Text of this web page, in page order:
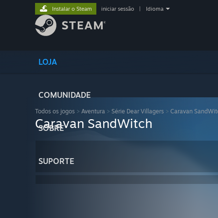
LOJA
COMUNIDADE
SOBRE
SUPORTE
Instalar o Steam iniciar sessão Idioma
Todos os jogos > Aventura > Série Dear Villagers > Caravan
Caravan SandWitch